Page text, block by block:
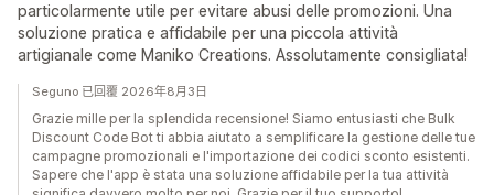
particolarmente utile per evitare abusi delle promozioni. Una
soluzione pratica e affidabile per una piccola attività
artigianale come Maniko Creations. Assolutamente consigliata!
Seguno 已回覆 2026年8月3日
Grazie mille per la splendida recensione! Siamo entusiasti che Bulk
Discount Code Bot ti abbia aiutato a semplificare la gestione delle tue
campagne promozionali e l'importazione dei codici sconto esistenti.
Sapere che l'app è stata una soluzione affidabile per la tua attività